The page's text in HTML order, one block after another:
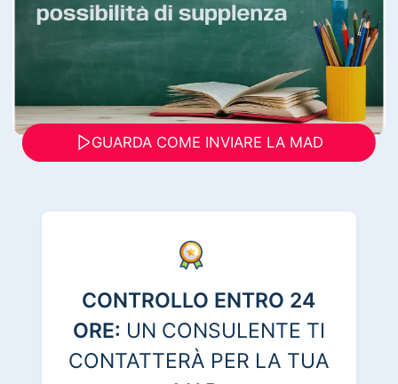
GUARDA COME INVIARE LA MAD
CONTROLLO ENTRO 24
ORE: UN CONSULENTE TI
CONTATTERÀ PER LA TUA